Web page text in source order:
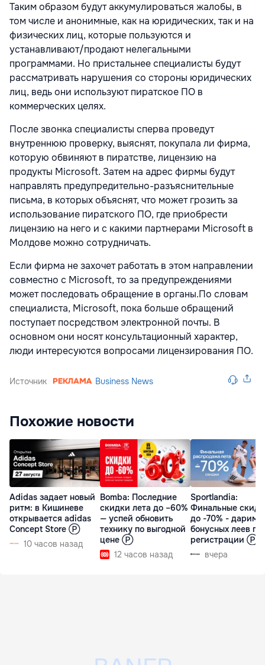
Таким образом будут аккумулироваться жалобы, в
том числе и анонимные, как на юридических, так и на
физических лиц, которые пользуются и
устанавливают/продают нелегальными
программами. Но пристальнее специалисты будут
рассматривать нарушения со стороны юридических
лиц, ведь они используют пиратское ПО в
коммерческих целях.
После звонка специалисты сперва проведут
внутреннюю проверку, выяснят, покупала ли фирма,
которую обвиняют в пиратстве, лицензию на
продукты Microsoft. Затем на адрес фирмы будут
направлять предупредительно-разъяснительные
письма, в которых объяснят, что может грозить за
использование пиратского ПО, где приобрести
лицензию на него и с какими партнерами Microsoft в
Молдове можно сотрудничать.
Если фирма не захочет работать в этом направлении
совместно с Microsoft, то за предупреждениями
может последовать обращение в органы.По словам
специалиста, Microsoft, пока больше обращений
поступает посредством электронной почты. В
основном они носят консультационный характер,
люди интересуются вопросами лицензирования ПО.
Источник Business News
Похожие новости
Adidas задает новый
ритм: в Кишиневе
открывается adidas
Concept Store Ⓟ
10 часов назад
Bomba: Последние
скидки лета до –60%
— успей обновить
технику по выгодной
цене Ⓟ
12 часов назад
Sportlandia:
Финальные
до -70% - дарим
бонусных леев
регистрации Ⓟ
вчера